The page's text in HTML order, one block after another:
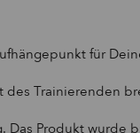
für
Trainierenden
Das Produkt wurde